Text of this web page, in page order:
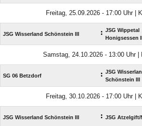
Freitag, 25.09.2026 - 17:00 Uhr |
JSG Wisserland Schönstein III : JSG Wippetal
Honigsessen II
Samstag, 24.10.2026 - 13:00 Uhr |
SG 06 Betzdorf : JSG
Schönstein III
Freitag, 30.10.2026 - 17:00 Uhr |
JSG Wisserland Schönstein III : JSG Atzelgift/​